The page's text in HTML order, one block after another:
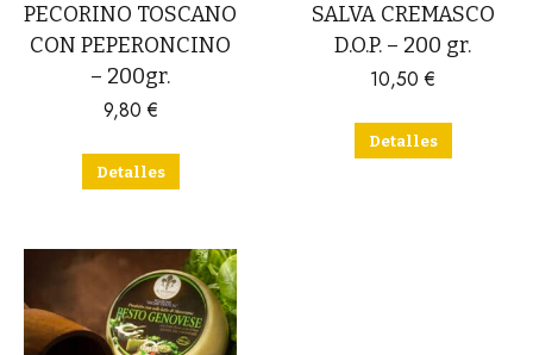
PECORINO TOSCANO
CON PEPERONCINO
– 200gr.
9,80€
Detalles
SALVA CREMASCO
D.O.P. – 200 gr.
10,50€
Detalles